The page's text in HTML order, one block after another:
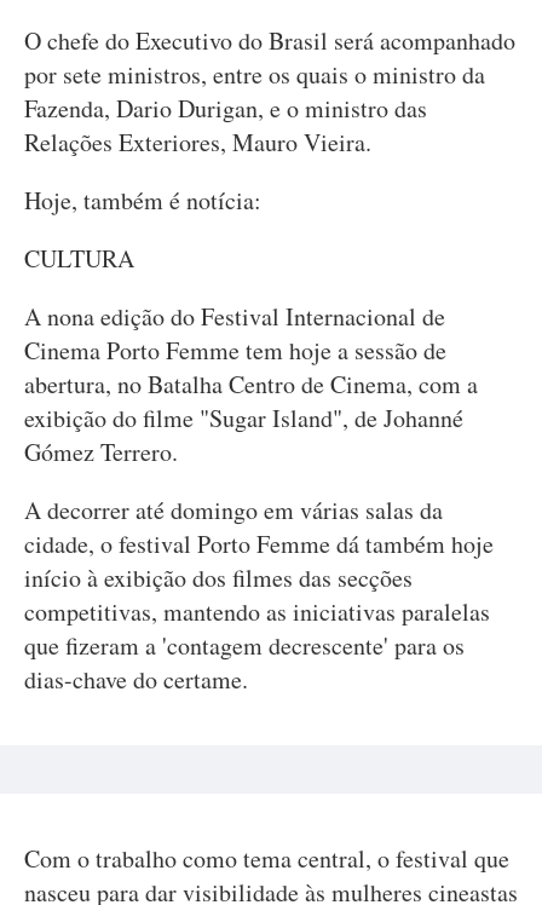
O chefe do Executivo do Brasil será acompanhado
por sete ministros, entre os quais o ministro da
Fazenda, Dario Durigan, e o ministro das
Relações Exteriores, Mauro Vieira.
Hoje, também é notícia:
CULTURA
A nona edição do Festival Internacional de
Cinema Porto Femme tem hoje a sessão de
abertura, no Batalha Centro de Cinema, com a
exibição do filme "Sugar Island", de Johanné
Gómez Terrero.
A decorrer até domingo em várias salas da
cidade, o festival Porto Femme dá também hoje
início à exibição dos filmes das secções
competitivas, mantendo as iniciativas paralelas
que fizeram a 'contagem decrescente' para os
dias-chave do certame.
Com o trabalho como tema central, o festival que
nasceu para dar visibilidade às mulheres cineastas